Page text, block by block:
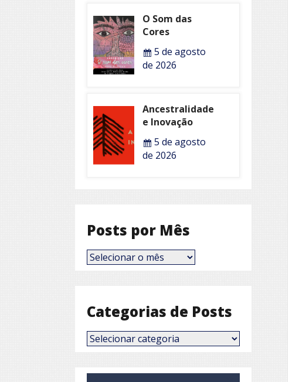
O Som das
Cores
5 de agosto
de 2026
Ancestralidade
e Inovação
5 de agosto
de 2026
Posts por Mês
Posts
por
Categorias de Posts
Categorias
de